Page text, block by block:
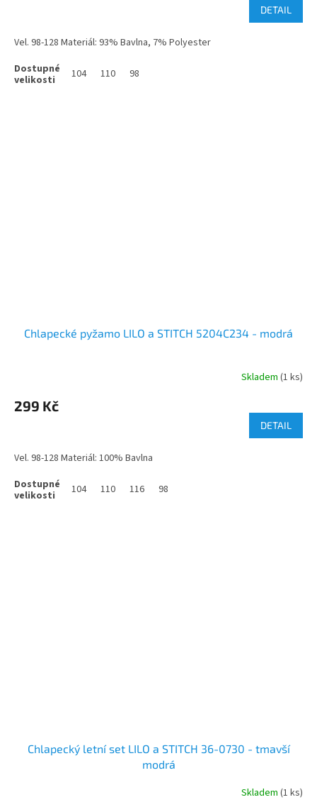
DETAIL
Vel. 98-128 Materiál: 93% Bavlna, 7% Polyester
104 110 98
Chlapecké pyžamo LILO a STITCH 5204C234 - modrá
Skladem (1 ks)
299 Kč
DETAIL
Vel. 98-128 Materiál: 100% Bavlna
104 110 116 98
Chlapecký letní set LILO a STITCH 36-0730 - tmavší
modrá
Skladem (1 ks)